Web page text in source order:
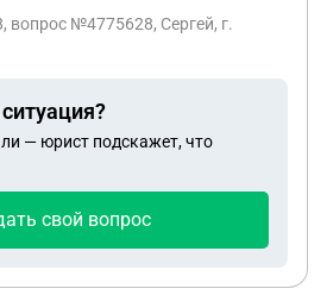
стало!!!!! Хотел у Вас
от Офиц заработка?
мне их я на тот момент не
мне мин прожит минимум на
40 тыс с лишним ежемесячно.
там долг уже
, вопрос №4775628, Сергей, г.
— юрист подскажет, что
свой вопрос